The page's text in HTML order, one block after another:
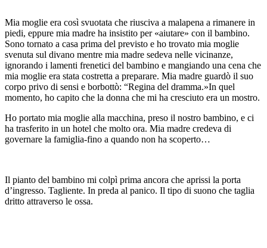
Mia moglie era così svuotata che riusciva a malapena a rimanere in
piedi, eppure mia madre ha insistito per «aiutare» con il bambino.
Sono tornato a casa prima del previsto e ho trovato mia moglie
svenuta sul divano mentre mia madre sedeva nelle vicinanze,
ignorando i lamenti frenetici del bambino e mangiando una cena che
mia moglie era stata costretta a preparare. Mia madre guardò il suo
corpo privo di sensi e borbottò: “Regina del dramma.»In quel
momento, ho capito che la donna che mi ha cresciuto era un mostro.
Ho portato mia moglie alla macchina, preso il nostro bambino, e ci
ha trasferito in un hotel che molto ora. Mia madre credeva di
governare la famiglia-fino a quando non ha scoperto…
Il pianto del bambino mi colpì prima ancora che aprissi la porta
d’ingresso. Tagliente. In preda al panico. Il tipo di suono che taglia
dritto attraverso le ossa.